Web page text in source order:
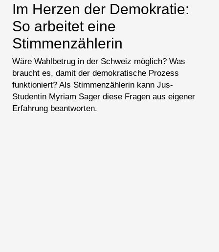
Im Herzen der Demokratie:
So arbeitet eine
Stimmenzählerin
Wäre Wahlbetrug in der Schweiz möglich? Was
braucht es, damit der demokratische Prozess
funktioniert? Als Stimmenzählerin kann Jus-
Studentin Myriam Sager diese Fragen aus eigener
Erfahrung beantworten.